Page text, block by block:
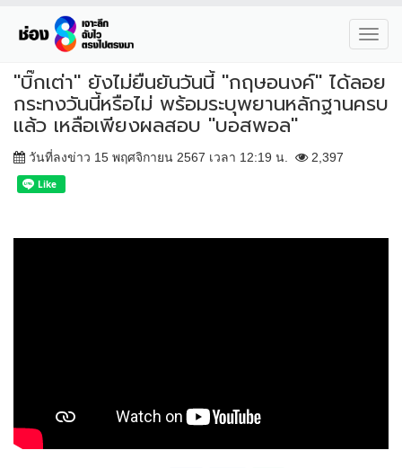
"บิ๊กเต่า" ยังไม่ยืนยันวันนี้ "กฤษอนงค์" ได้ลอย
กระทงวันนี้หรือไม่ พร้อมระบุพยานหลักฐานครบ
แล้ว เหลือเพียงผลสอบ "บอสพอล"
วันที่ลงข่าว 15 พฤศจิกายน 2567 เวลา 12:19 น. 2,397